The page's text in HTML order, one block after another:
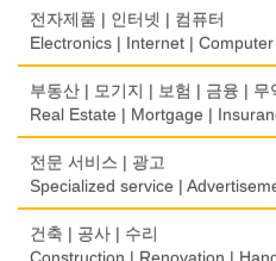
Restaurant
식당장비
Food Equipment
식품점
Korean Food
Food Manufacturing
Bidet
Psychologist/Psychiatrist
안경점
Optical Stores
의료기구
Medical Instruments
유리/거울/액자
Glass/Mirror/Frame
Children's Ware
Wedding
인터넷 쇼핑
Internet Shopping
이민/유학
Immigration/Studying Abroad
사무기기
Office Equipment
Stationery/Office Equipment
Book Store
전자제품 | 인터넷 | 컴퓨터
Electronics | Internet | Computer
금전등록기
Cash Register
인터넷 서비스/까페
Internet Service/Cafe
전자제품 판매/수리
Electronic Goods Sales/Repair
부동산 | 모기지 | 보험 | 금융 | 무
Real Estate | Mortgage |
도매
Wholesale
모기지
Mortgage
전문 서비스 | 광고
Specialized service |
광고/그래픽 디자인
Advertising/Graphic Design
건축 | 공사 | 수리